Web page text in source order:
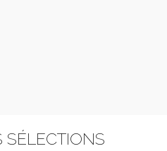
SÉLECTIONS